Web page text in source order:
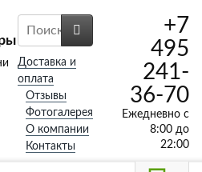
Доставка и
оплата
Отзывы
Фотогалерея
О компании
Контакты
+7
495
241-
36-70
Ежедневно с
8:00 до
22:00